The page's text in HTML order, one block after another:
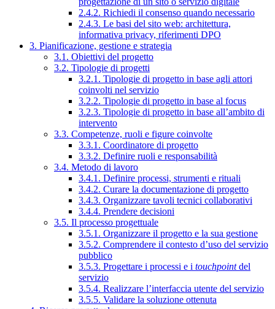
2.4.2. Richiedi il consenso quando necessario
2.4.3. Le basi del sito web: architettura,
informativa privacy, riferimenti DPO
3. Pianificazione, gestione e strategia
3.1. Obiettivi del progetto
3.2. Tipologie di progetti
3.2.1. Tipologie di progetto in base agli attori
coinvolti nel servizio
3.2.2. Tipologie di progetto in base al focus
3.2.3. Tipologie di progetto in base all’ambito di
intervento
3.3. Competenze, ruoli e figure coinvolte
3.3.1. Coordinatore di progetto
3.3.2. Definire ruoli e responsabilità
3.4. Metodo di lavoro
3.4.1. Definire processi, strumenti e rituali
3.4.2. Curare la documentazione di progetto
3.4.3. Organizzare tavoli tecnici collaborativi
3.4.4. Prendere decisioni
3.5. Il processo progettuale
3.5.1. Organizzare il progetto e la sua gestione
3.5.2. Comprendere il contesto d’uso del servizio
pubblico
3.5.3. Progettare i processi e i touchpointdel
servizio
3.5.4. Realizzare l’interfaccia utente del servizio
3.5.5. Validare la soluzione ottenuta